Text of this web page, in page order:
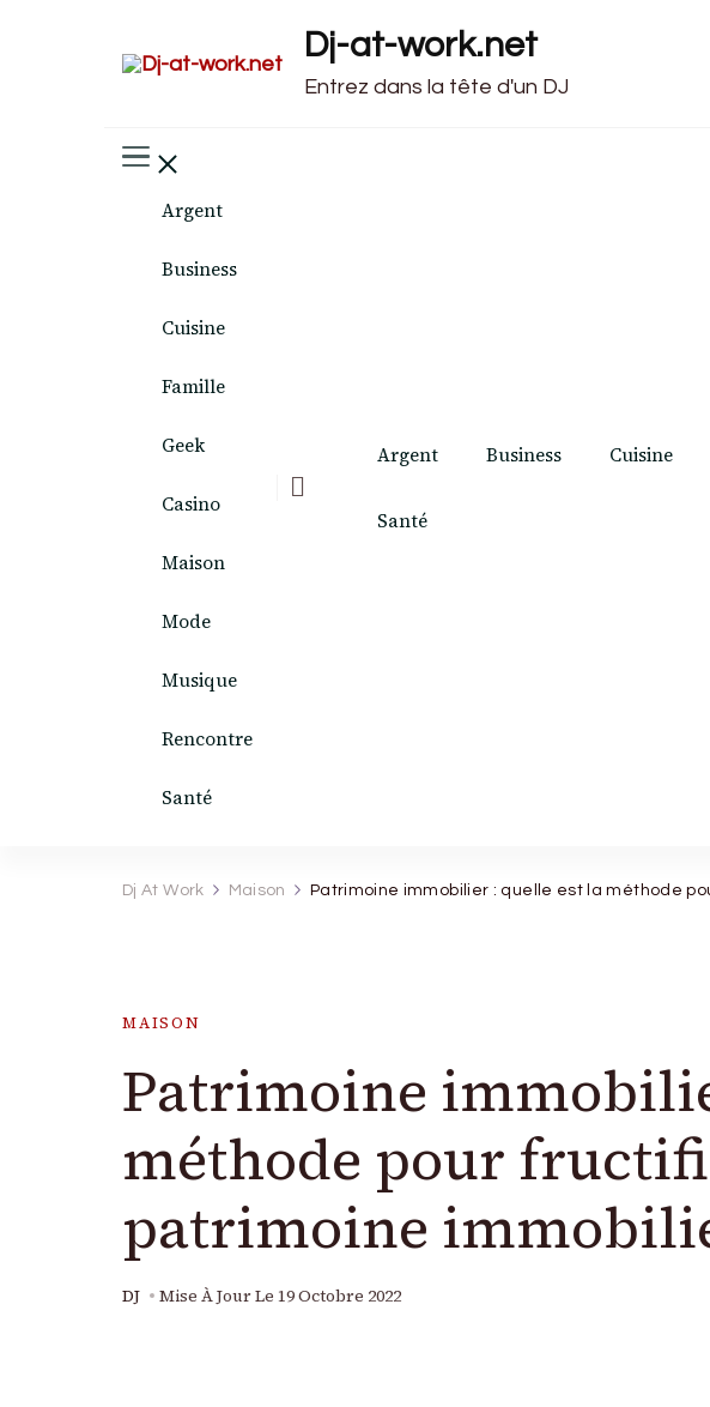
Dj-at-work.net
Entrez dans la tête d'un DJ
Argent
Business
Cuisine
Famille
Geek
Casino
Maison
Mode
Musique
Rencontre
Santé
Argent Business Cuisine
Santé
Dj At Work Maison Patrimoine immobilier : quelle est la méthode
MAISON
Patrimoine
méthode pour
patrimoine
DJ Mise À Jour Le 19 Octobre 2022